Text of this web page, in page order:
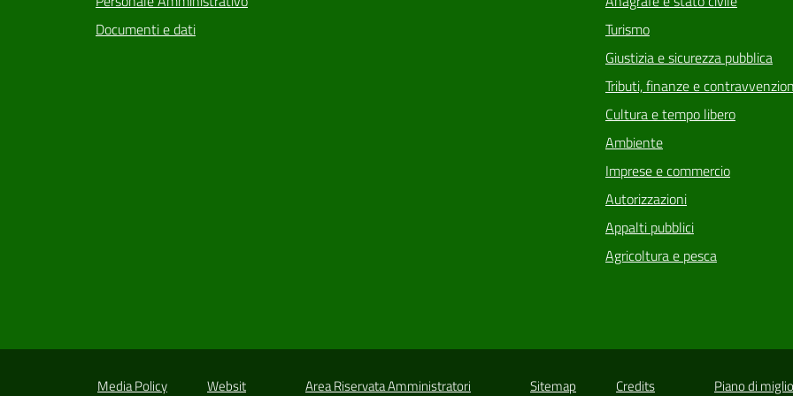
Documenti e dati
Turismo
Giustizia e sicurezza pubblica
Tributi, finanze e
Cultura e tempo libero
Ambiente
Imprese e commercio
Autorizzazioni
Appalti pubblici
Agricoltura e pesca
Media Policy Websit Area Riservata Amministratori Sitemap Credits Piano di